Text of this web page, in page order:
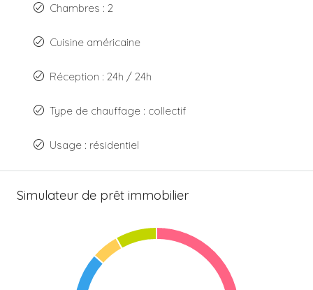
Chambres : 2
Cuisine américaine
Réception : 24h / 24h
Type de chauffage : collectif
Usage : résidentiel
Simulateur de prêt immobilier